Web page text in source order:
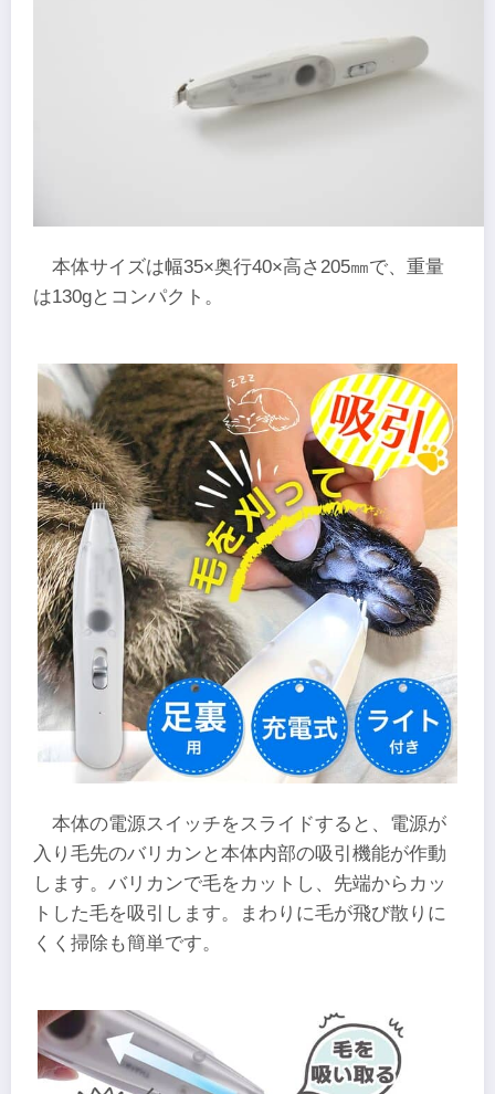
本体サイズは幅35×奥行40×高さ205㎜で、重量
は130gとコンパクト。
本体の電源スイッチをスライドすると、電源が
入り毛先のバリカンと本体内部の吸引機能が作動
します。バリカンで毛をカットし、先端からカッ
トした毛を吸引します。まわりに毛が飛び散りに
くく掃除も簡単です。